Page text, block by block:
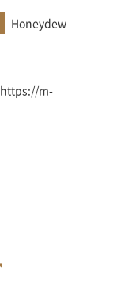
Honeydew
https://m-